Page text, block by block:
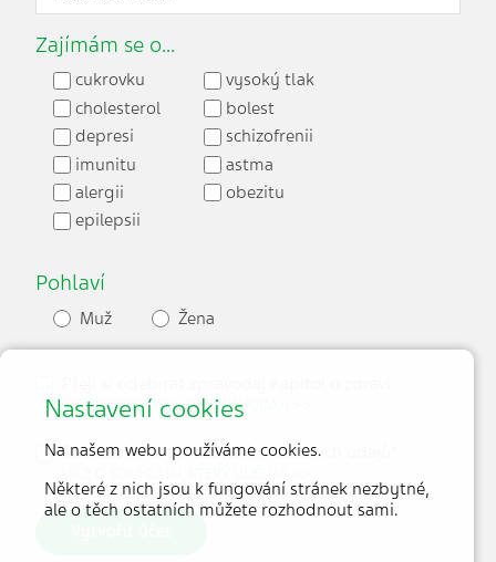
Zajímám se o...
cukrovku
vysoký tlak
cholesterol
bolest
depresi
schizofrenii
imunitu
astma
alergii
obezitu
epilepsii
Pohlaví
Muž Žena
VÍCE O SOUHLASU KE ZPRAVODAJI >>
Souhlasím se zpracováním osobních údajů*
Nastavení cookies
Na našem webu používáme cookies.
Některé z nich jsou k fungování stránek nezbytné,
ale o těch ostatních můžete rozhodnout sami.